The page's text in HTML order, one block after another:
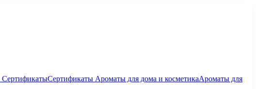
СертификатыСертификаты Ароматы для дома и косметикаАроматы для